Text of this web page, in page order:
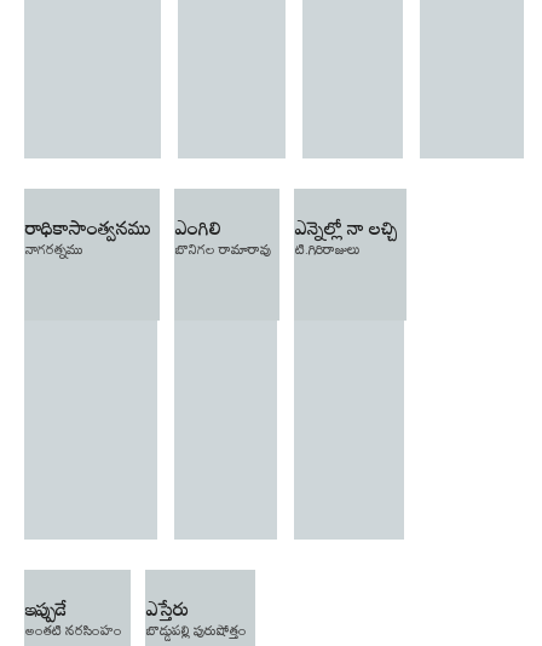
రాధికాసాంత్వనము
నాగరత్నము
ఎంగిలి
బొనిగల రామారావు
ఎన్నెల్లో నా లచ్చి
టి.గిరిరాజులు
ఇప్పుడే
అంతటి నరసింహం
ఎస్తేరు
బొడ్డుపల్లి పురుషోత్తం